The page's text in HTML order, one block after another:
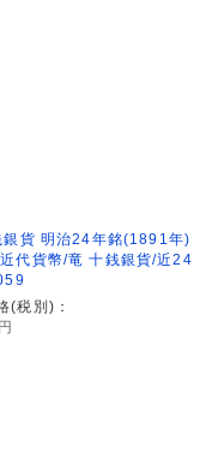
銀貨 明治24年銘(1891年)
代貨幣/竜 十銭銀貨/近24
(税別)：
円